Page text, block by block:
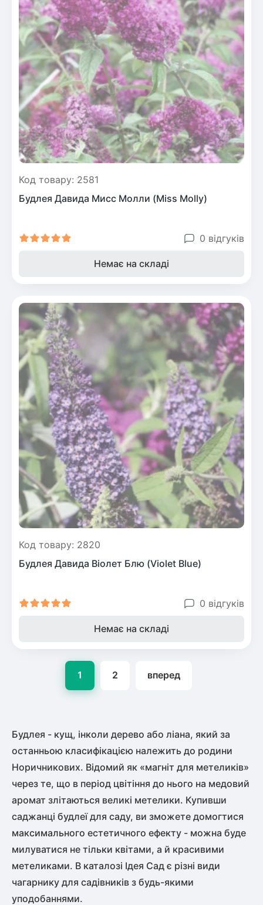
Код товару: 2581
Будлея Давида Мисс Молли (Miss Molly)
0 відгуків
Немає на складі
Код товару: 2820
Будлея Давида Віолет Блю (Violet Blue)
0 відгуків
Немає на складі
1 2 вперед
Будлея - кущ, інколи дерево або ліана, який за
останньою класифікацією належить до родини
Норичникових. Відомий як «магніт для метеликів»
через те, що в період цвітіння до нього на медовий
аромат злітаються великі метелики. Купивши
саджанці будлеї для саду, ви зможете домогтися
максимального естетичного ефекту - можна буде
милуватися не тільки квітами, а й красивими
метеликами. В каталозі Ідея Сад є різні види
чагарнику для садівників з будь-якими
уподобаннями.